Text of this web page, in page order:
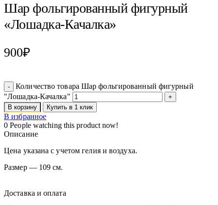
Шар фольгированный фигурный
«Лошадка-Качалка»
900₽
Количество товара Шар фольгированный фигурный
"Лошадка-Качалка"
В корзину Купить в 1 клик
В избранное
0 People watching this product now!
Описание
Цена указана с учетом гелия и воздуха.
Размер — 109 см.
Доставка и оплата